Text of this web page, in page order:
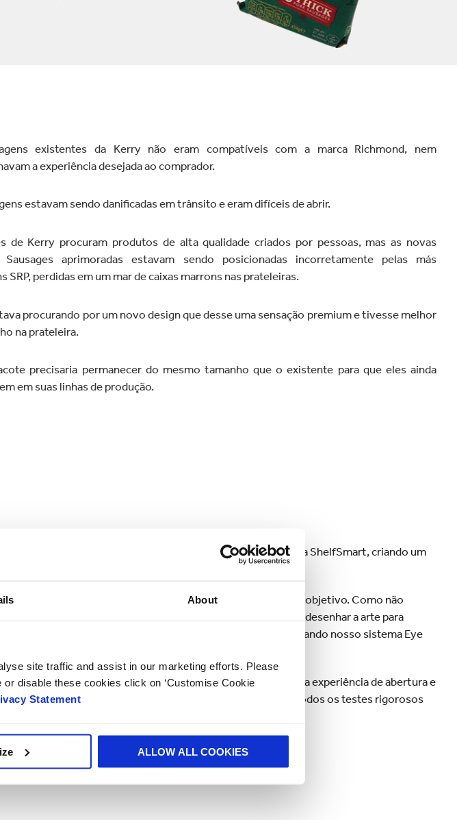
About
site traffic and assist in our marketing efforts. Please
disable these cookies click on ‘Customise Cookie
Statement
ALLOW ALL COOKIES
existentes da Kerry não eram compatíveis com a marca Richmond, nem
a experiência desejada ao comprador.
estavam sendo danificadas em trânsito e eram difíceis de abrir.
de Kerry procuram produtos de alta qualidade criados por pessoas, mas as novas
Sausages aprimoradas estavam sendo posicionadas incorretamente pelas más
SRP, perdidas em um mar de caixas marrons nas prateleiras.
procurando por um novo design que desse uma sensação premium e tivesse melhor
na prateleira.
precisaria permanecer do mesmo tamanho que o existente para que eles ainda
em suas linhas de produção.
com as principais stakeholders da Kerry em um workshop da ShelfSmart, criando um
mostraram como o pacote existente não era adequado ao objetivo. Como não
estratégia de marketing de Kerry, trabalhamos com eles para redesenhar a arte para
visibilidade na prateleira. Esta nova embalagem foi testada usando nosso sistema Eye
a classe da placa de teste para o kraftliner, a fim de melhorar a experiência de abertura e
resistência ao empilhamento e paletização - ela passou em todos os testes rigorosos